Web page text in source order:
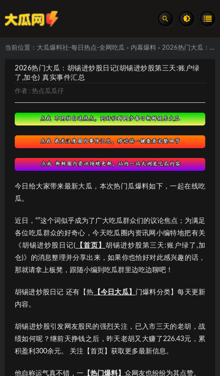
当前位置： 大瓜爆料社-每日热点-全网吃瓜 > 内幕爆料 > 2026热门大瓜：胡锡进炒股日记(胡锡进炒股第三天:账户绿了,加仓) 真实事件汇总
2026热门大瓜：胡锡进炒股日记(胡锡进炒股第三天:账户绿
了,加仓) 真实事件汇总
作者 : 热点瓜瓜仔
今日给大家带来最新大瓜，本次热门瓜爆料如下，一起在线吃
瓜。
近日，“”这个词似乎成为了广大吃瓜群众们的议论焦点；为满足
各位吃瓜群众的好奇心，今天吃瓜圈内资讯网小编特地把有关
《胡锡进炒股日记( 【首页】 胡锡进炒股第三天:账户绿了,加
仓)》的消息整理并分享出来，如果你也恰好对此感兴趣的话，
那就请拿上板凳，跟随小编到吃瓜群里边吃边聊吧！
胡锡进炒股日记 还有【热 【今日大瓜】 门爆料分类】每天更新
内容。
胡锡进炒股引发网友股民的强烈关注，已入市三天的老胡，战
绩如何呢？继前天挣钱之后，昨天老胡又大赚了226.43元，累
积盈利300余元。 关注【首页】获取更多最新信息。
他自称运气真不错，一 【热门爆料】 众网友也纷纷为其点赞。